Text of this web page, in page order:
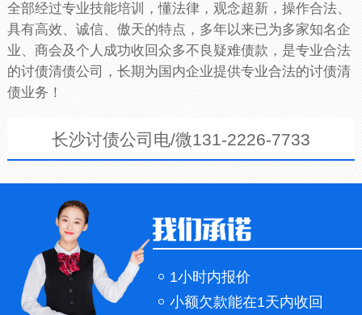
全部经过专业技能培训，懂法律，观念超新，操作合法、
具有高效、诚信、傲天的特点，多年以来已为多家知名企
业、商会及个人成功收回众多不良疑难债款，是专业合法
的讨债清债公司，长期为国内企业提供专业合法的讨债清
债业务！
长沙讨债公司电/微131-2226-7733
1小时内报价
小额欠款能在1天内收回